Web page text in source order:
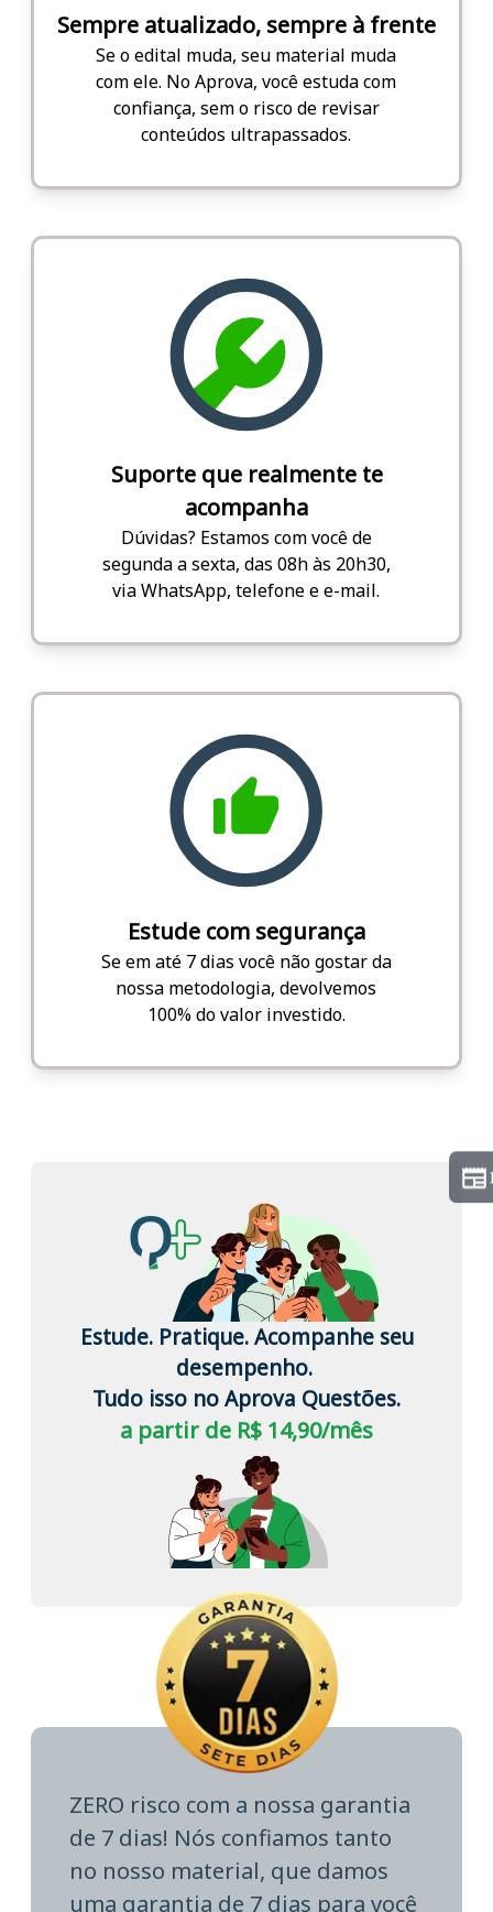
Sempre atualizado, sempre à frente
Se o edital muda, seu material muda
com ele. No Aprova, você estuda com
confiança, sem o risco de revisar
conteúdos ultrapassados.
Suporte que realmente te
acompanha
Dúvidas? Estamos com você de
segunda a sexta, das 08h às 20h30,
via WhatsApp, telefone e e-mail.
Estude com segurança
Se em até 7 dias você não gostar da
nossa metodologia, devolvemos
100% do valor investido.
Estude. Pratique. Acompanhe seu
desempenho.
Tudo isso no Aprova Questões.
a partir de R$ 14,90/mês
ZERO risco com a nossa garantia
de 7 dias! Nós confiamos tanto
no nosso material, que damos
uma garantia de 7 dias para você